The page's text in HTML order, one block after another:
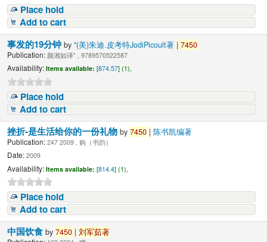
Place hold
Add to cart
事发的19分钟by"(美)朱迪.皮考特JodiPicoult著 | 7450
Publication: 颜湘如译" , 9789570522587
Availability: Items available: [874.57] (1),
Place hold
Add to cart
挫折-是生活给你的一份礼物by7450 | 陈书凯编著
Publication: 247 2009 , 购（书韵）
Date: 2009
Availability: Items available: [814.4] (1),
Place hold
Add to cart
中国饮食by7450 | 刘军茹著